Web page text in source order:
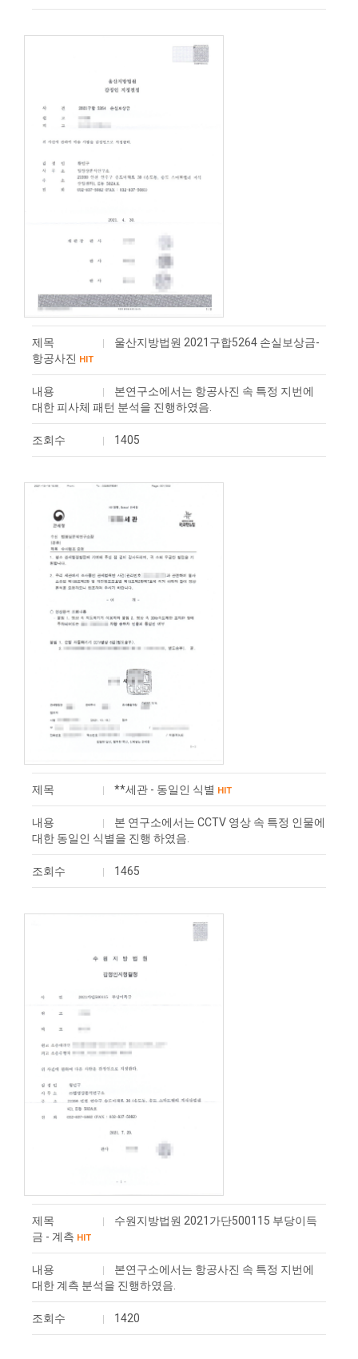
제목
울산지방법원 2021구합5264 손실보상금-
항공사진 HIT
내용
본연구소에서는 항공사진 속 특정 지번에
대한 피사체 패턴 분석을 진행하였음.
조회수 1405
제목 **세관 - 동일인 식별 HIT
내용
본 연구소에서는 CCTV 영상 속 특정 인물에
대한 동일인 식별을 진행 하였음.
조회수 1465
제목
수원지방법원 2021가단500115 부당이득
금 - 계측 HIT
내용
본연구소에서는 항공사진 속 특정 지번에
대한 계측 분석을 진행하였음.
조회수 1420